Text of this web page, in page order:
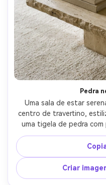
Pedra
Uma sala de estar
centro de travertino,
uma tigela de pedra com
uma pequena
janela nublada,
35mm, f/3.5, composição
realista e textura de
alta
Criar